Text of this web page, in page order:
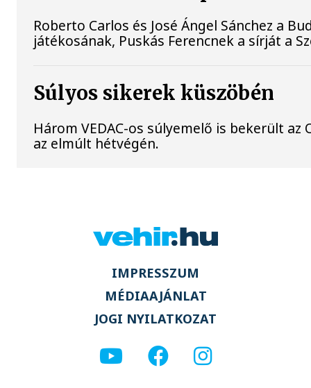
Roberto Carlos és José Ángel Sánchez a
játékosának, Puskás Ferencnek a sírját a
Súlyos sikerek küszöbén
Három VEDAC-os súlyemelő is bekerült
az elmúlt hétvégén.
IMPRESSZUM
MÉDIAAJÁNLAT
JOGI NYILATKOZAT